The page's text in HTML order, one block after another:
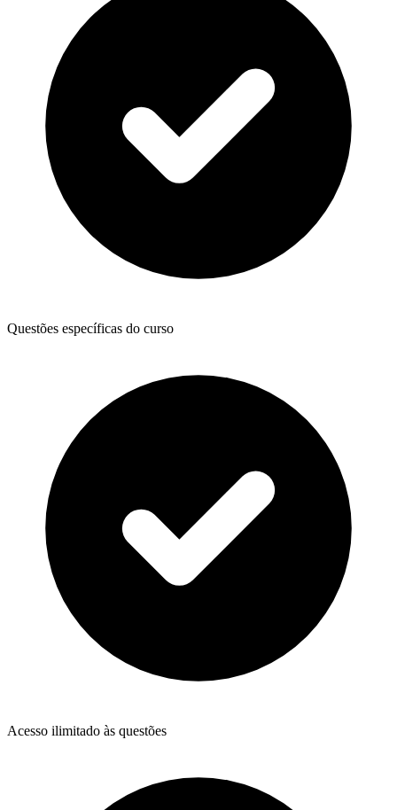
Questões específicas do curso
Acesso ilimitado às questões